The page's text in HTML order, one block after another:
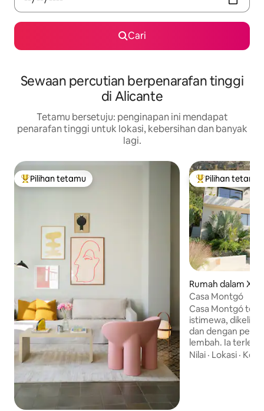
Cari
Sewaan percutian berpenarafan tinggi
di Alicante
Tetamu bersetuju: penginapan ini mendapat
penarafan tinggi untuk lokasi, kebersihan dan banyak
lagi.
Pilihan utama tetamu
Pilihan tetamu Pilihan utama
Pilihan tetamu
Rumah dalam
Casa Montgó
Casa Montgó
istimewa,
dan dengan
lembah. Ia
yang tenang,
Nilai · Lokasi ·